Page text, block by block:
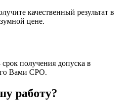
качественный результат в
цене.
получения допуска в
Вами СРО.
работу?